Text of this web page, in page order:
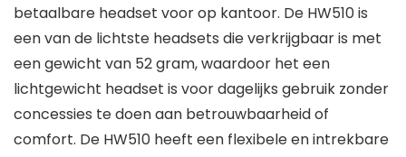
betaalbare headset voor op kantoor. De HW510 is
een van de lichtste headsets die verkrijgbaar is met
een gewicht van 52 gram, waardoor het een
lichtgewicht headset is voor dagelijks gebruik zonder
concessies te doen aan betrouwbaarheid of
comfort. De HW510 heeft een flexibele en intrekbare